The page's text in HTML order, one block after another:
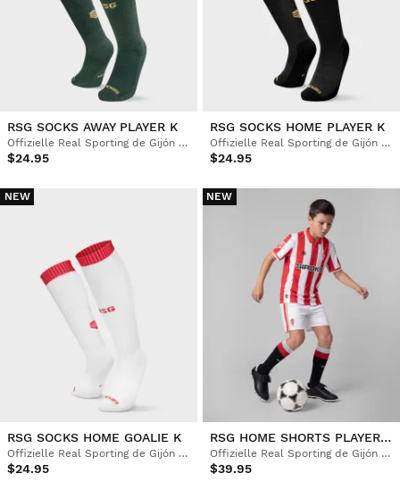
RSG SOCKS AWAY PLAYER K
Offizielle Real Sporting de Gijón Fußballsocken
$24.95
RSG SOCKS HOME PLAYER K
Offizielle Real Sporting de Gijón Fußballsocken
$24.95
NEW
RSG SOCKS HOME GOALIE K
Offizielle Real Sporting de Gijón Fußballsocken
$24.95
NEW
RSG HOME SHORTS PLAYER K
Offizielle Real Sporting de Gijón Shorts Kinder
$39.95